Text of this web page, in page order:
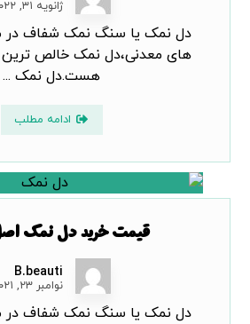
ژانویه ۳۱, ۲۰۲۲
دل نمک یا سنگ نمک شفاف در
های معدنی،دل نمک خالص
هست.دل نمک ...
ادامه مطلب
قیمت خرید دل نمک
B.beauti
نوامبر ۲۳, ۲۰۲۱
دل نمک یا سنگ نمک شفاف در